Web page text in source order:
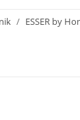
ESSER by